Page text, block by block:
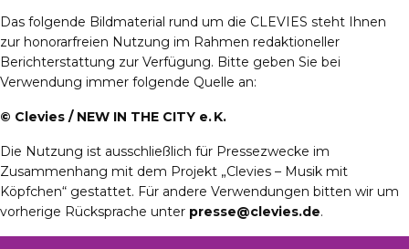
Das folgende Bildmaterial rund um die CLEVIES steht Ihnen
zur honorarfreien Nutzung im Rahmen redaktioneller
Berichterstattung zur Verfügung. Bitte geben Sie bei
Verwendung immer folgende Quelle an:
© Clevies / NEW IN THE CITY e. K.
Die Nutzung ist ausschließlich für Pressezwecke im
Zusammenhang mit dem Projekt „Clevies – Musik mit
Köpfchen“ gestattet. Für andere Verwendungen bitten wir um
vorherige Rücksprache unter presse@clevies.de.